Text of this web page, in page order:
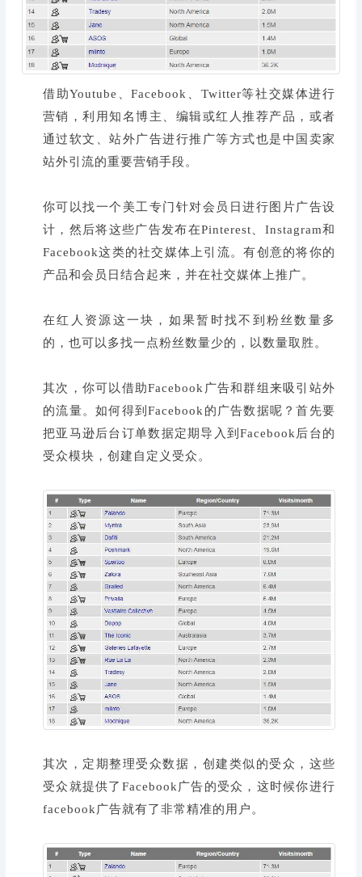
借助Youtube、Facebook、Twitter等社交媒体进行
营销，利用知名博主、编辑或红人推荐产品，或者
通过软文、站外广告进行推广等方式也是中国卖家
站外引流的重要营销手段。
你可以找一个美工专门针对会员日进行图片广告设
计，然后将这些广告发布在Pinterest、Instagram和
Facebook这类的社交媒体上引流。有创意的将你的
产品和会员日结合起来，并在社交媒体上推广。
在红人资源这一块，如果暂时找不到粉丝数量多
的，也可以多找一点粉丝数量少的，以数量取胜。
其次，你可以借助Facebook广告和群组来吸引站外
的流量。如何得到Facebook的广告数据呢？首先要
把亚马逊后台订单数据定期导入到Facebook后台的
受众模块，创建自定义受众。
其次，定期整理受众数据，创建类似的受众，这些
受众就提供了Facebook广告的受众，这时候你进行
facebook广告就有了非常精准的用户。